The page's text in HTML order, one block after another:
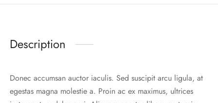
Description
Donec accumsan auctor iaculis. Sed suscipit arcu ligula, at
egestas magna molestie a. Proin ac ex maximus, ultrices